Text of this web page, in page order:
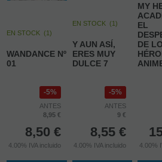
EN STOCK (1)
WANDANCE Nº
01
5%
ANTES
8,95 €
8,50 €
4.00% IVA incluido
EN STOCK (1)
Y AUN ASÍ,
ERES MUY
DULCE 7
5%
ANTES
9 €
8,55 €
4.00% IVA incluido
MY
EL
DE
4.00%